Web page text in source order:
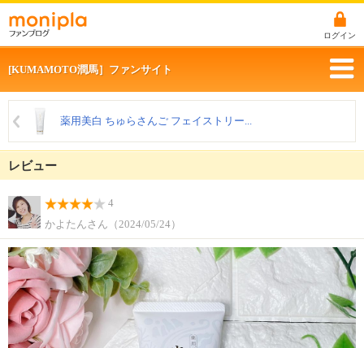
ログイン
[KUMAMOTO潤馬］ファンサイト
薬用美白 ちゅらさんご フェイストリー...
レビュー
4
かよたんさん（2024/05/24）